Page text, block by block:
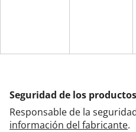
Seguridad de los productos
Responsable de la
información del fabricante.